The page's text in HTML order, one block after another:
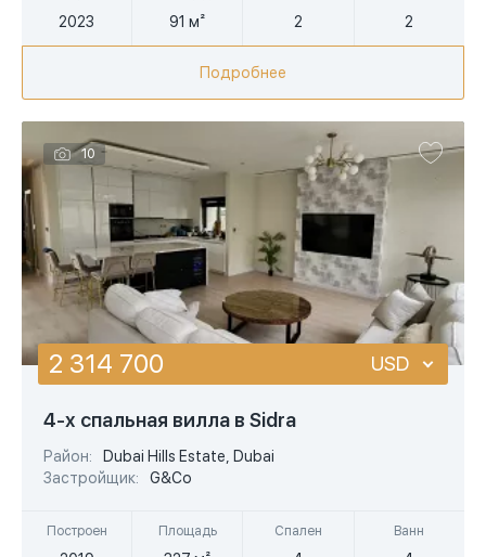
2023 91 м² 2 2
Подробнее
10
4-х спальная вилла в Sidra
Район:
Dubai Hills Estate, Dubai
Застройщик:
G&Co
Построен Площадь Спален Ванн
2 314 700 USD